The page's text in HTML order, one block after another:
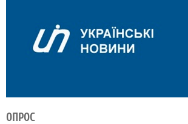
ОПРОС